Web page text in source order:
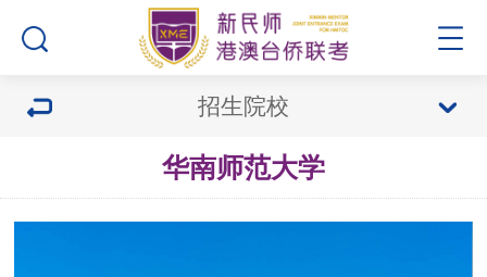
招生院校
华南师范大学